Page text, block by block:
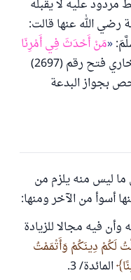
مردود عليه لا يقبله
الله عنها قالت:
مَنْ أَحْدَثَ فِي أَمْرِنَا
رواه البخاري فتح رقم (2697)
بجواز البدعة
ما ليس منه يلزم من
أسوأ من الآخر ومنها:
وأن فيه مجالا للزيادة
لَكُمْ دِينَكُمْ وَأَتْمَمْتُ
المائدة/ 3.